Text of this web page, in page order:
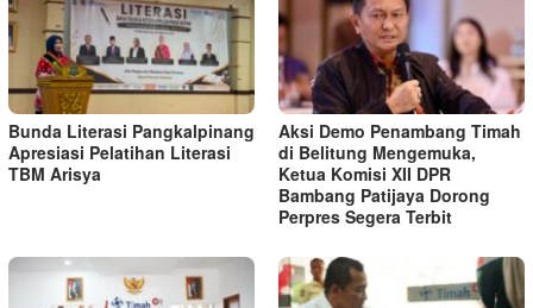
Bunda Literasi Pangkalpinang
Apresiasi Pelatihan Literasi
TBM Arisya
Aksi Demo Penambang Timah
di Belitung Mengemuka,
Ketua Komisi XII DPR
Bambang Patijaya Dorong
Perpres Segera Terbit